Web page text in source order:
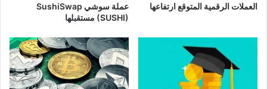
العملات الرقمية المتوقع ارتفاعها
عملة سوشي SushiSwap
(SUSHI) مستقبلها